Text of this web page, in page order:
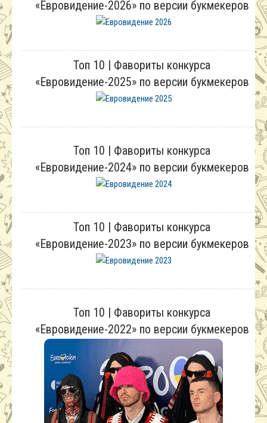
Блюда
Вооружение
Люди
История
«Евровидение-2026» по версии букмекеров
Топ 10 | Фавориты конкурса
«Евровидение-2025» по версии букмекеров
Топ 10 | Фавориты конкурса
«Евровидение-2024» по версии букмекеров
Топ 10 | Фавориты конкурса
«Евровидение-2023» по версии букмекеров
Топ 10 | Фавориты конкурса
«Евровидение-2022» по версии букмекеров